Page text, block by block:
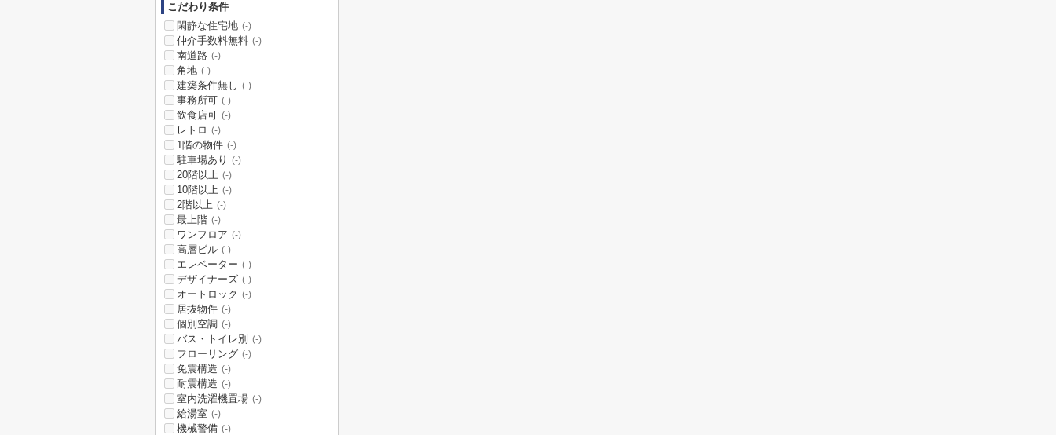
こだわり条件
閑静な住宅地 (-)
仲介手数料無料 (-)
南道路 (-)
角地 (-)
建築条件無し (-)
事務所可 (-)
飲食店可 (-)
レトロ (-)
1階の物件 (-)
駐車場あり (-)
20階以上 (-)
10階以上 (-)
2階以上 (-)
最上階 (-)
ワンフロア (-)
高層ビル (-)
エレベーター (-)
デザイナーズ (-)
オートロック (-)
居抜物件 (-)
個別空調 (-)
バス・トイレ別 (-)
フローリング (-)
免震構造 (-)
耐震構造 (-)
室内洗濯機置場 (-)
給湯室 (-)
機械警備 (-)